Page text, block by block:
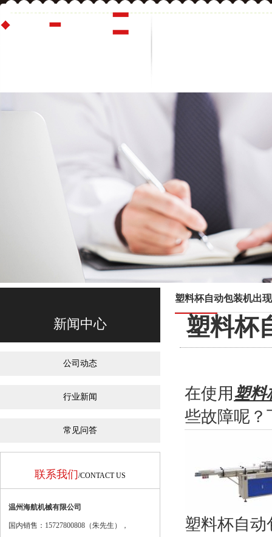
新闻中心
公司动态
行业新闻
常见问答
联系我们/CONTACT US
温州海航机械有限公司
国内销售：15727800808（朱先生），
塑料杯自动包装机出
塑料杯
在使用 塑料
些故障呢？
塑料杯自